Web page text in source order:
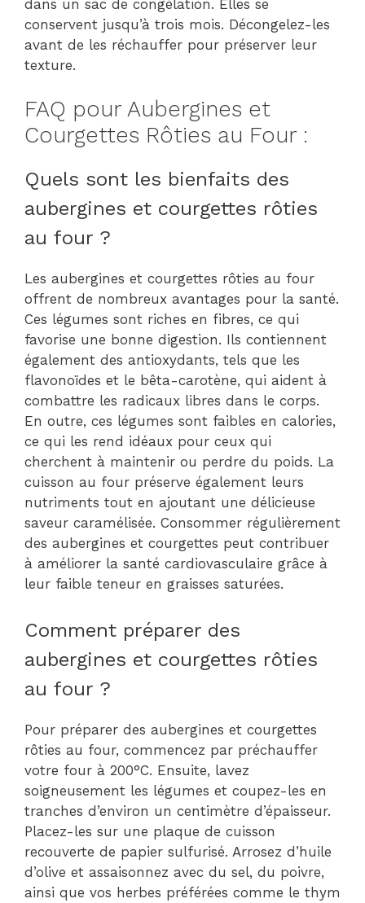
dans un sac de congélation. Elles se
conservent jusqu’à trois mois. Décongelez-les
avant de les réchauffer pour préserver leur
texture.
FAQ pour Aubergines et
Courgettes Rôties au Four :
Quels sont les bienfaits des
aubergines et courgettes rôties
au four ?
Les aubergines et courgettes rôties au four
offrent de nombreux avantages pour la santé.
Ces légumes sont riches en fibres, ce qui
favorise une bonne digestion. Ils contiennent
également des antioxydants, tels que les
flavonoïdes et le bêta-carotène, qui aident à
combattre les radicaux libres dans le corps.
En outre, ces légumes sont faibles en calories,
ce qui les rend idéaux pour ceux qui
cherchent à maintenir ou perdre du poids. La
cuisson au four préserve également leurs
nutriments tout en ajoutant une délicieuse
saveur caramélisée. Consommer régulièrement
des aubergines et courgettes peut contribuer
à améliorer la santé cardiovasculaire grâce à
leur faible teneur en graisses saturées.
Comment préparer des
aubergines et courgettes rôties
au four ?
Pour préparer des aubergines et courgettes
rôties au four, commencez par préchauffer
votre four à 200°C. Ensuite, lavez
soigneusement les légumes et coupez-les en
tranches d’environ un centimètre d’épaisseur.
Placez-les sur une plaque de cuisson
recouverte de papier sulfurisé. Arrosez d’huile
d’olive et assaisonnez avec du sel, du poivre,
ainsi que vos herbes préférées comme le thym